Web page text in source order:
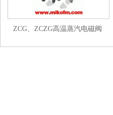
ZCG、ZCZG高温蒸汽电磁阀